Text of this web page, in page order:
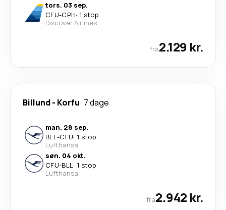
tors. 03 sep.
CFU-CPH· 1 stop
Discover Airlines
fra2.129 kr.
Billund- Korfu 7 dage
man. 28 sep.
BLL-CFU· 1 stop
Lufthansa
søn. 04 okt.
CFU-BLL· 1 stop
Lufthansa
fra2.942 kr.